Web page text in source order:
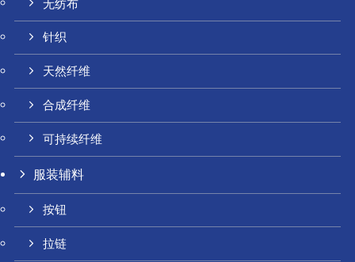
无纺布
针织
天然纤维
合成纤维
可持续纤维
服装辅料
按钮
拉链